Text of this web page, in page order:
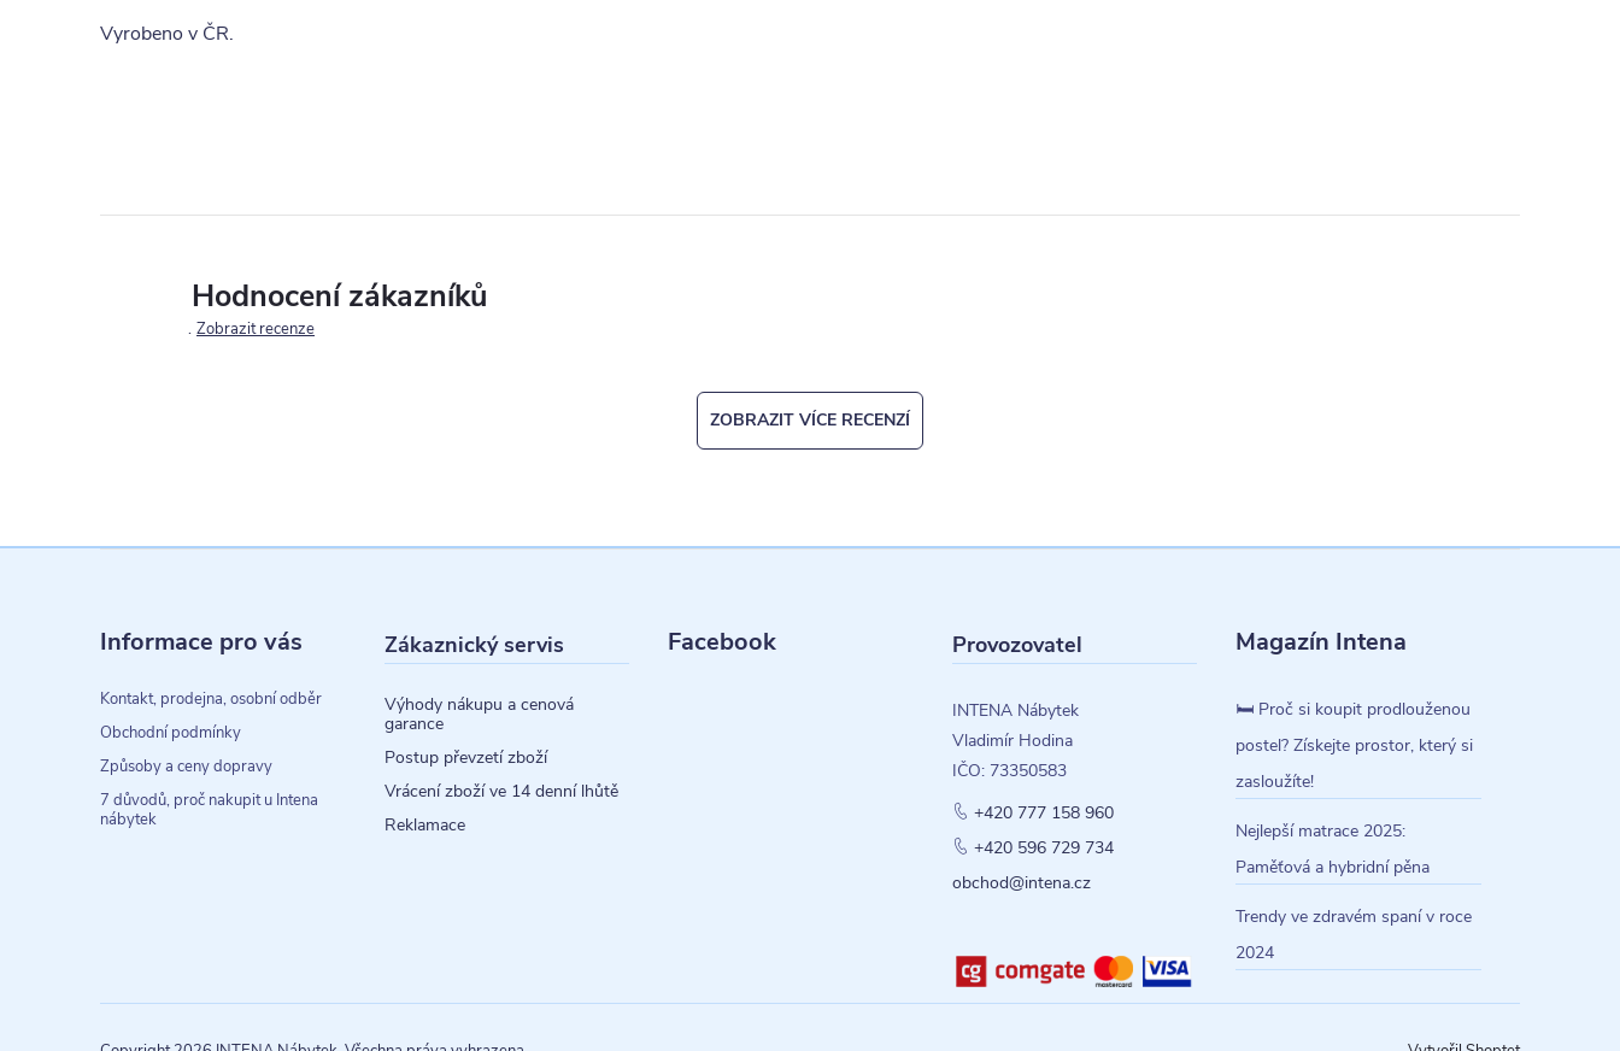
Vyrobeno v ČR.
Hodnocení zákazníků
Zobrazit recenze
ZOBRAZIT VÍCE RECENZÍ
Informace pro vás
Kontakt, prodejna, osobní odběr
Obchodní podmínky
Způsoby a ceny dopravy
7 důvodů, proč nakupit u Intena
nábytek
Zákaznický servis
Výhody nákupu a cenová
garance
Postup převzetí zboží
Vrácení zboží ve 14 denní lhůtě
Reklamace
Facebook Provozovatel
INTENA Nábytek
Vladimír Hodina
IČO: 73350583
+420 777 158 960
+420 596 729 734
obchod@intena.cz
Magazín Intena
🛏️ Proč si koupit prodlouženou
postel? Získejte prostor, který si
zasloužíte!
Nejlepší matrace 2025:
Paměťová a hybridní pěna
Trendy ve zdravém spaní v roce
2024